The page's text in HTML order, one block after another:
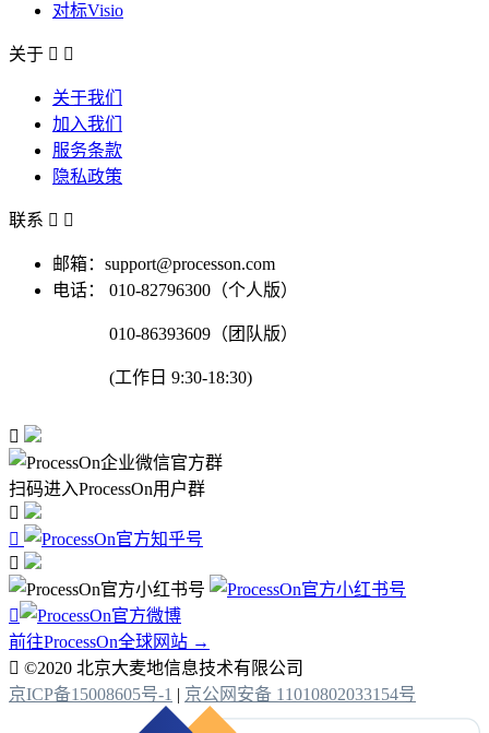
对标Visio
关于  
关于我们
加入我们
服务条款
隐私政策
联系  
邮箱：support@processon.com
电话：
010-82796300（个人版）
010-86393609（团队版）
(工作日 9:30-18:30)

扫码进入ProcessOn用户群




前往ProcessOn全球网站 →
 ©2020 北京大麦地信息技术有限公司
京ICP备15008605号-1 | 京公网安备 11010802033154号